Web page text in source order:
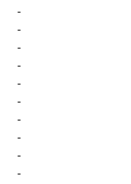
-
-
-
-
-
-
-
-
-
-